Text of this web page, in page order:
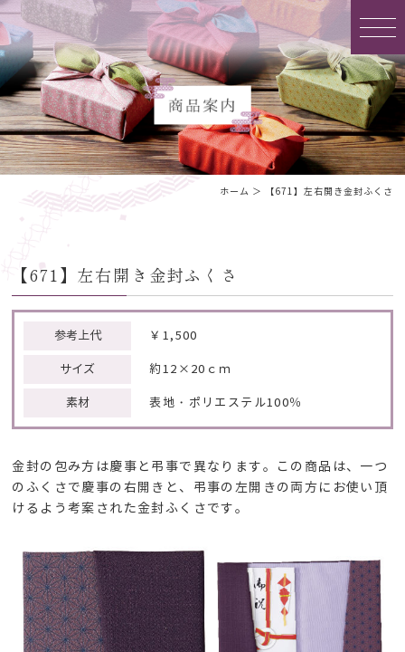
ホーム ＞ 【671】左右開き金封ふくさ
【671】左右開き金封ふくさ
参考上代 ￥1,500
サイズ 約12×20ｃｍ
素材 表地・ポリエステル100％
金封の包み方は慶事と弔事で異なります。この商品は、一つ
のふくさで慶事の右開きと、弔事の左開きの両方にお使い頂
けるよう考案された金封ふくさです。